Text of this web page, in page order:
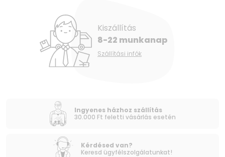
Kiszállítás
8-22 munkanap
Szállítási infók
Ingyenes házhoz szállítás
30.000 Ft feletti vásárlás esetén
Kérdésed van?
Keresd ügyfélszolgálatunkat!